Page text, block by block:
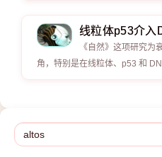
线粒体p53介入
《自然》这项研究为
角，特别是在线粒体、p53 和